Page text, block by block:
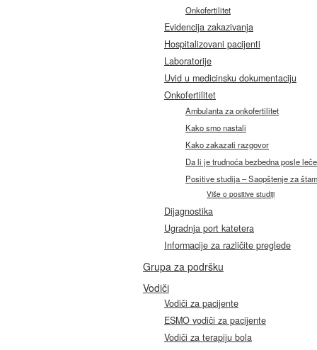
Onkofertilitet
Evidencija zakazivanja
Hospitalizovani pacijenti
Laboratorije
Uvid u medicinsku dokumentaciju
Onkofertilitet
Ambulanta za onkofertilitet
Kako smo nastali
Kako zakazati razgovor
Da li je trudnoća bezbedna posle
Positive studija – Saopštenje za
Više o positive studiji
Dijagnostika
Ugradnja port katetera
Informacije za različite preglede
Grupa za podršku
Vodiči
Vodiči za pacijente
ESMO vodiči za pacijente
Vodiči za terapiju bola